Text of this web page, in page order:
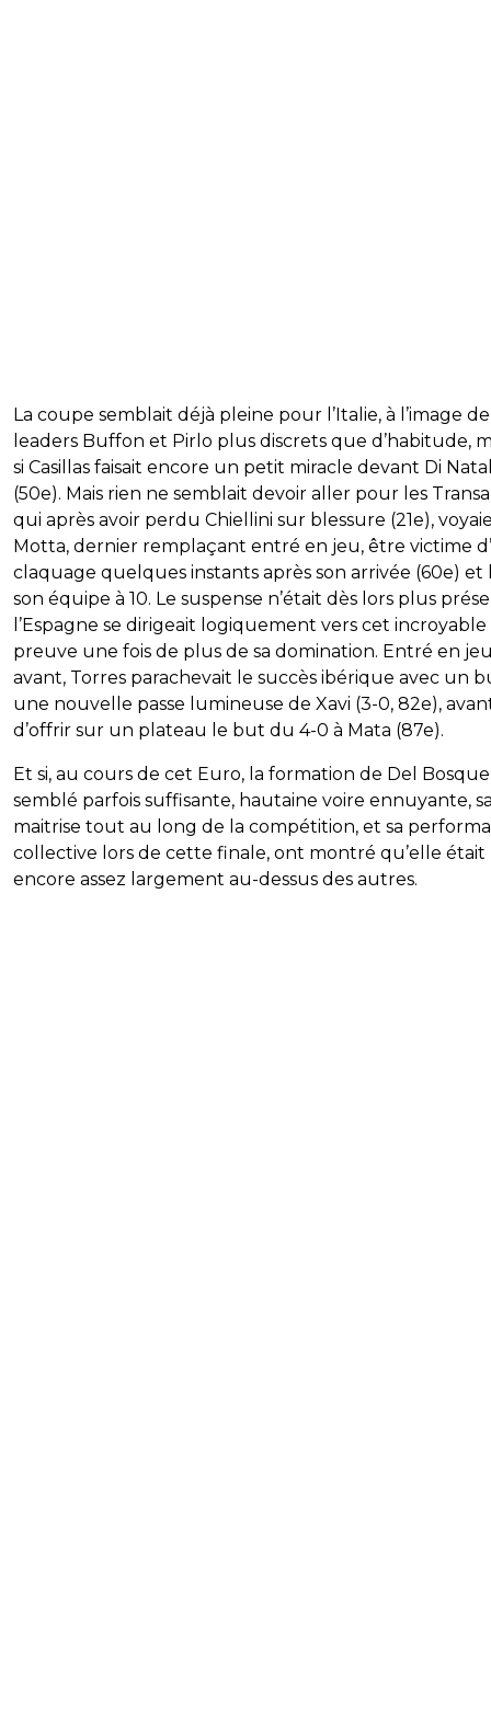
La coupe semblait déjà pleine pour l’Italie, à l’image de
leaders Buffon et Pirlo plus discrets que d’habitude,
si Casillas faisait encore un petit miracle devant Di
(50e). Mais rien ne semblait devoir aller pour les
qui après avoir perdu Chiellini sur blessure (21e),
Motta, dernier remplaçant entré en jeu, être victime
claquage quelques instants après son arrivée (60e) et
son équipe à 10. Le suspense n’était dès lors plus
l’Espagne se dirigeait logiquement vers cet
preuve une fois de plus de sa domination. Entré en
avant, Torres parachevait le succès ibérique avec un
une nouvelle passe lumineuse de Xavi (3-0, 82e),
d’offrir sur un plateau le but du 4-0 à Mata (87e).
Et si, au cours de cet Euro, la formation de Del
semblé parfois suffisante, hautaine voire ennuyante,
maitrise tout au long de la compétition, et sa
collective lors de cette finale, ont montré qu’elle était
encore assez largement au-dessus des autres.